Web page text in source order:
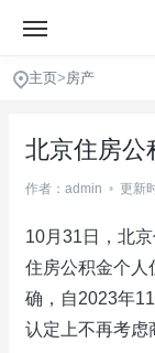
主页>房产
北京住房公
作者：admin • 更新
10月31日，北
住房公积金个人
确，自2023年
认定上不再考虑